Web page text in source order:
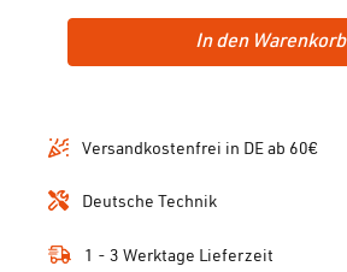
In den Warenkorb
Versandkostenfrei in DE ab 60€
Deutsche Technik
1 - 3 Werktage Lieferzeit